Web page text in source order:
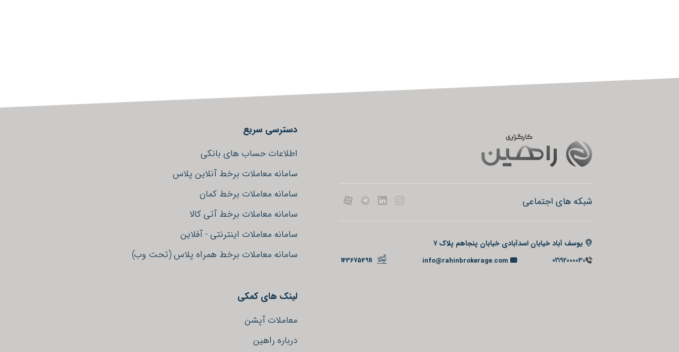
شبکه های اجتماعی
یوسف آباد خیابان اسدآبادی خیابان پنجاهم پلاک ۷
۰۲۱92000030 info@rahinbrokerage.com
1436754911
دسترسی سریع
اطلاعات حساب های بانکی
سامانه معاملات برخط آنلاین پلاس
سامانه معاملات برخط کمان
سامانه معاملات برخط آتی کالا
سامانه معاملات اینترنتی - آفلاین
سامانه معاملات برخط همراه پلاس (تحت وب)
لینک های کمکی
معاملات آپشن
درباره راهین